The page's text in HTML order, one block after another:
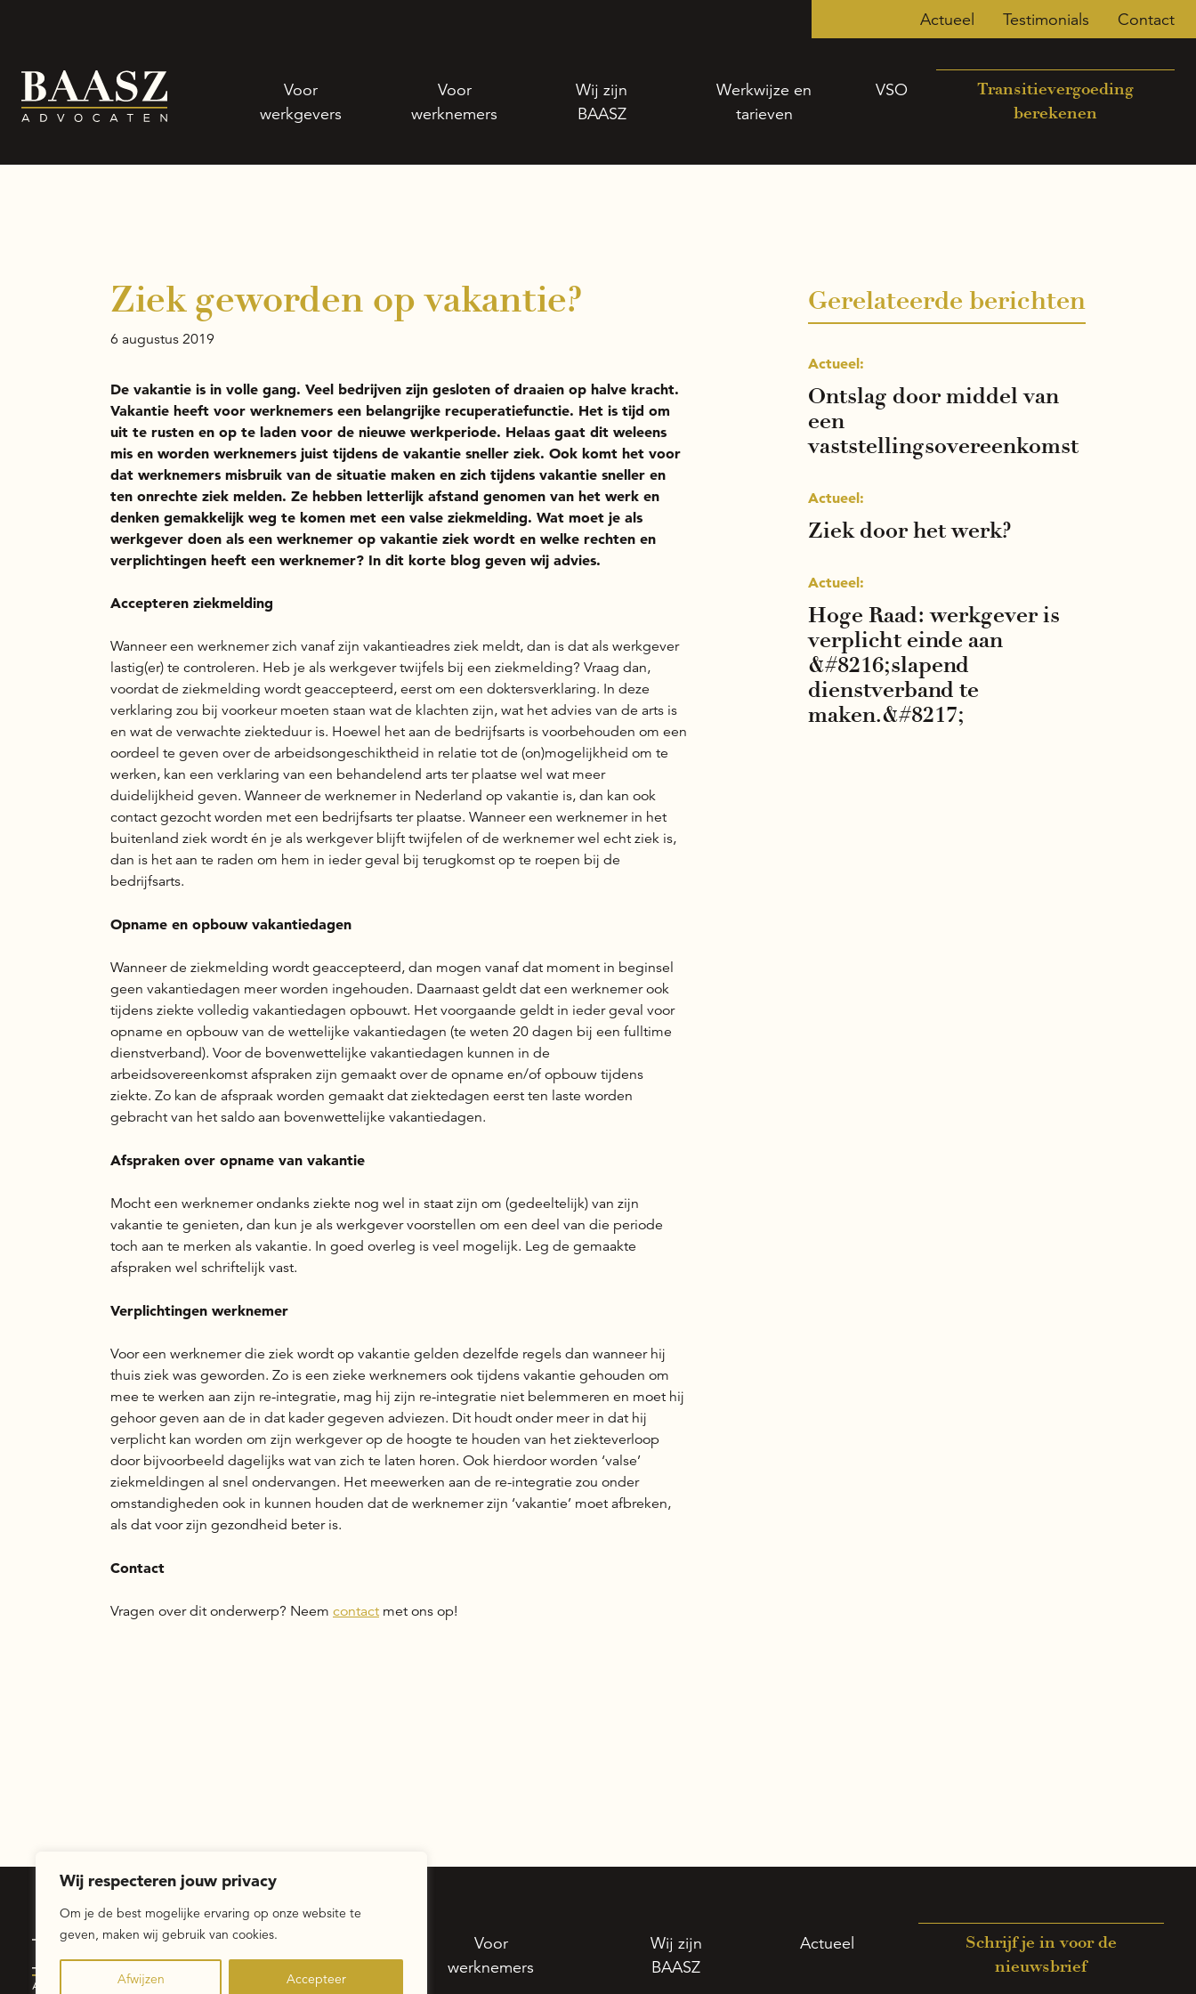
Wij respecteren jouw privacy
Om je de best mogelijke ervaring op onze website te
geven, maken wij gebruik van cookies.
Afwijzen Accepteer
Actueel Testimonials Contact
Voor
werkgevers
Voor
werknemers
Wij zijn
BAASZ
Werkwijze en
tarieven
VSO
Transitievergoeding
berekenen
Ziek geworden op vakantie?
6 augustus 2019
De vakantie is in volle gang. Veel bedrijven zijn gesloten of draaien op halve kracht.
Vakantie heeft voor werknemers een belangrijke recuperatiefunctie. Het is tijd om
uit te rusten en op te laden voor de nieuwe werkperiode. Helaas gaat dit weleens
mis en worden werknemers juist tijdens de vakantie sneller ziek. Ook komt het voor
dat werknemers misbruik van de situatie maken en zich tijdens vakantie sneller en
ten onrechte ziek melden. Ze hebben letterlijk afstand genomen van het werk en
denken gemakkelijk weg te komen met een valse ziekmelding. Wat moet je als
werkgever doen als een werknemer op vakantie ziek wordt en welke rechten en
verplichtingen heeft een werknemer? In dit korte blog geven wij advies.
Accepteren ziekmelding
Wanneer een werknemer zich vanaf zijn vakantieadres ziek meldt, dan is dat als werkgever
lastig(er) te controleren. Heb je als werkgever twijfels bij een ziekmelding? Vraag dan,
voordat de ziekmelding wordt geaccepteerd, eerst om een doktersverklaring. In deze
verklaring zou bij voorkeur moeten staan wat de klachten zijn, wat het advies van de arts is
en wat de verwachte ziekteduur is. Hoewel het aan de bedrijfsarts is voorbehouden om een
oordeel te geven over de arbeidsongeschiktheid in relatie tot de (on)mogelijkheid om te
werken, kan een verklaring van een behandelend arts ter plaatse wel wat meer
duidelijkheid geven. Wanneer de werknemer in Nederland op vakantie is, dan kan ook
contact gezocht worden met een bedrijfsarts ter plaatse. Wanneer een werknemer in het
buitenland ziek wordt én je als werkgever blijft twijfelen of de werknemer wel echt ziek is,
dan is het aan te raden om hem in ieder geval bij terugkomst op te roepen bij de
bedrijfsarts.
Opname en opbouw vakantiedagen
Wanneer de ziekmelding wordt geaccepteerd, dan mogen vanaf dat moment in beginsel
geen vakantiedagen meer worden ingehouden. Daarnaast geldt dat een werknemer ook
tijdens ziekte volledig vakantiedagen opbouwt. Het voorgaande geldt in ieder geval voor
opname en opbouw van de wettelijke vakantiedagen (te weten 20 dagen bij een fulltime
dienstverband). Voor de bovenwettelijke vakantiedagen kunnen in de
arbeidsovereenkomst afspraken zijn gemaakt over de opname en/of opbouw tijdens
ziekte. Zo kan de afspraak worden gemaakt dat ziektedagen eerst ten laste worden
gebracht van het saldo aan bovenwettelijke vakantiedagen.
Afspraken over opname van vakantie
Mocht een werknemer ondanks ziekte nog wel in staat zijn om (gedeeltelijk) van zijn
vakantie te genieten, dan kun je als werkgever voorstellen om een deel van die periode
toch aan te merken als vakantie. In goed overleg is veel mogelijk. Leg de gemaakte
afspraken wel schriftelijk vast.
Verplichtingen werknemer
Voor een werknemer die ziek wordt op vakantie gelden dezelfde regels dan wanneer hij
thuis ziek was geworden. Zo is een zieke werknemers ook tijdens vakantie gehouden om
mee te werken aan zijn re-integratie, mag hij zijn re-integratie niet belemmeren en moet hij
gehoor geven aan de in dat kader gegeven adviezen. Dit houdt onder meer in dat hij
verplicht kan worden om zijn werkgever op de hoogte te houden van het ziekteverloop
door bijvoorbeeld dagelijks wat van zich te laten horen. Ook hierdoor worden ‘valse’
ziekmeldingen al snel ondervangen. Het meewerken aan de re-integratie zou onder
omstandigheden ook in kunnen houden dat de werknemer zijn ‘vakantie’ moet afbreken,
als dat voor zijn gezondheid beter is.
Contact
Vragen over dit onderwerp? Neem contact met ons op!
Gerelateerde berichten
Actueel:
Ontslag door middel van
een
vaststellingsovereenkomst
Actueel:
Ziek door het werk?
Actueel:
Hoge Raad: werkgever is
verplicht einde aan
&#8216;slapend
dienstverband te
maken.&#8217;
Voor
werknemers
Wij zijn
BAASZ
Actueel
Schrijf je in voor de
nieuwsbrief